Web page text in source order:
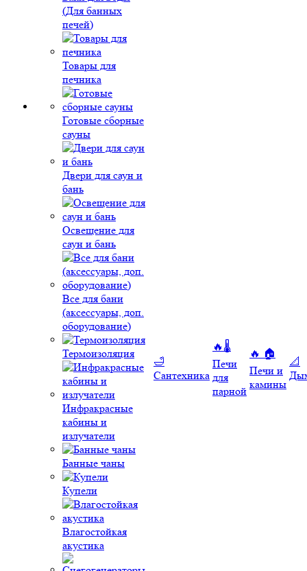
(Для банных
печей)
Товары для
печника
Готовые сборные
сауны
Двери для саун и
бань
Освещение для
саун и бань
Все для бани
(аксессуары, доп.
оборудование)
Термоизоляция
Инфракрасные
кабины и
излучатели
Банные чаны
Купели
Влагостойкая
акустика
🛁
Сантехника
🔥🌡️
Печи
для
парной
🔥 🏠
Печи и
камины
📐